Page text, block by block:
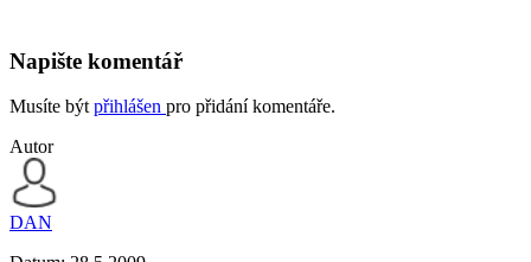
Napište komentář
Musíte být přihlášen pro přidání komentáře.
Autor
DAN